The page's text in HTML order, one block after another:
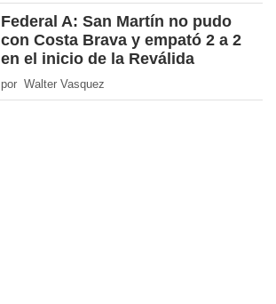
Federal A: San Martín no pudo
con Costa Brava y empató 2 a 2
en el inicio de la Reválida
por Walter Vasquez